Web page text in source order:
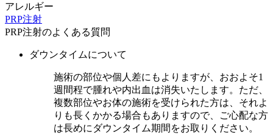
アレルギー
PRP注射
PRP注射のよくある質問
ダウンタイムについて
施術の部位や個人差にもよりますが、おおよそ1
週間程で腫れや内出血は消失いたします。ただ、
複数部位やお体の施術を受けられた方は、それよ
りも長くかかる場合もありますので、ご心配な方
は長めにダウンタイム期間をお取りください。